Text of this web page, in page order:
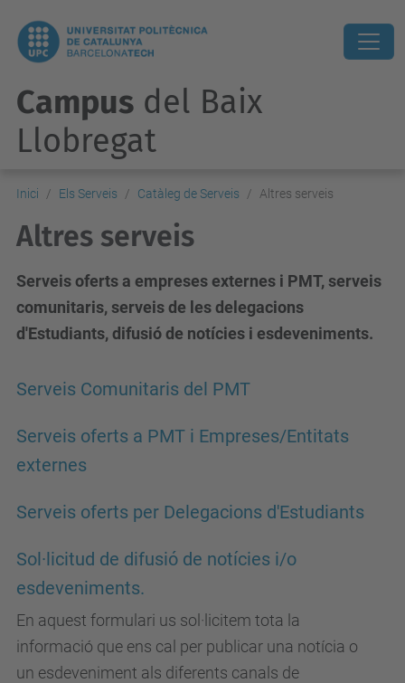
Campus del Baix
Llobregat
Inici Els Serveis Catàleg de Serveis Altres serveis
Altres serveis
Serveis oferts a empreses externes i PMT, serveis
comunitaris, serveis de les delegacions
d'Estudiants, difusió de notícies i esdeveniments.
Serveis Comunitaris del PMT
Serveis oferts a PMT i Empreses/Entitats
externes
Serveis oferts per Delegacions d'Estudiants
Sol·licitud de difusió de notícies i/o
esdeveniments.
En aquest formulari us sol·licitem tota la
informació que ens cal per publicar una notícia o
un esdeveniment als diferents canals de